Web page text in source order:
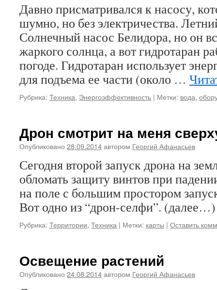
Давно присматривался к насосу,
шумно, но без электричества.
Солнечный насос Белидора, но он
жаркого солнца, а вот гидротаран
погоде. Гидротаран использует
для подъема ее части (около …
Рубрика: Техника, Энергоэффективность | Метки: вода,
Дрон смотрит на меня
Опубликовано 28.09.2014автором Георгий Афанасьев
Сегодня второй запуск дрона на
обломать защиту винтов при
на поле с большим простором
Вот одно из “дрон-селфи”. (далее…)
Рубрика: Территории, Техника | Метки: карты | Оставить
Освещение растений
Опубликовано 24.08.2014автором Георгий Афанасьев